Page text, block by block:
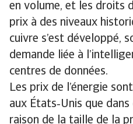
en volume, et les droits
prix à des niveaux
cuivre s’est développé,
demande liée à
centres de données.
Les prix de l’énergie
aux États‑Unis que dans
raison de la taille de la